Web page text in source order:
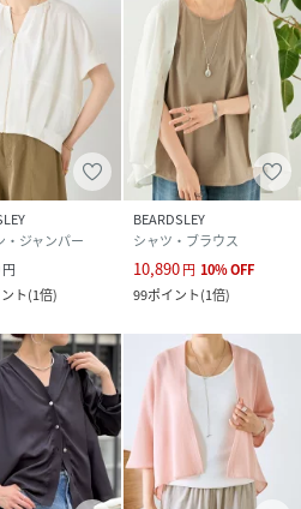
方法の変更が発生する場合がご
いませ。
しております。商品の仕様が一
す。
タグがついておりません。製品
品の表に縫い糸が見える場合が
が変更になる場合がございま
送日が前後しますのでご了承く
り、お客様への発送が店頭販売
。
含まれる場合がございます。
つきましては、できるだけ実物
おりますが お使いの環境（モニ
より、色の見え方が実物と若干
めご了承ください。
お気に入り登録》
・ジャンパー
円
ト(1倍)
BEARDSLEY
シャツ・ブラウス
10,890円 10%OFF
99ポイント(1倍)